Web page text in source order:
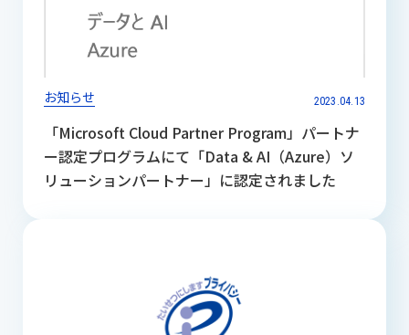
お知らせ 2023.04.13
「Microsoft Cloud Partner Program」パートナ
ー認定プログラムにて「Data & AI（Azure）ソ
リューションパートナー」に認定されました